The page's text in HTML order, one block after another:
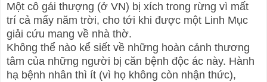
Một cô gái thượng (ở VN) bị xích trong rừng vì mất
trí cả mấy năm trời, cho tới khi được một Linh Mục
giải cứu mang về nhà thờ.
Không thể nào kể siết về những hoàn cảnh thương
tâm của những người bị căn bệnh độc ác này. Hành
hạ bệnh nhân thì ít (vì họ không còn nhận thức),